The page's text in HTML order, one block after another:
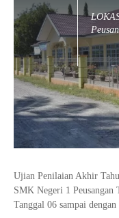
Multimedia
Materi TPAV
Materi Komputer
Materi Pemograman
Sistem Komputer
Dasar Desain Grafis
Desain Media
Akuntansi
Tata Busana
Bisnis Daring dan
LSP
PPDB
Ujian Penilaian Akhir
SMK Negeri 1 Peusangan
Tanggal 06 sampai